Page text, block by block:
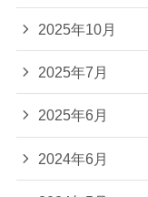
2025年10月
2025年7月
2025年6月
2024年6月